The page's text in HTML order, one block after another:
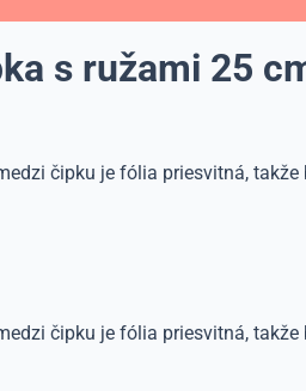
s ružami 25
čipku je fólia priesvitná,
čipku je fólia priesvitná,